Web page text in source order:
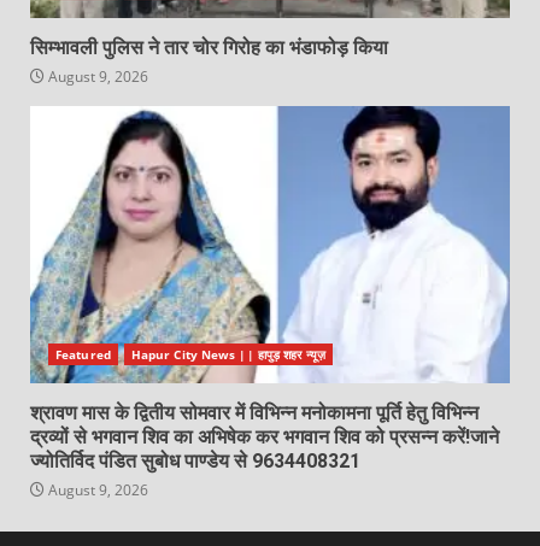
सिम्भावली पुलिस ने तार चोर गिरोह का भंडाफोड़ किया
August 9, 2026
Featured Hapur City News || हापुड़ शहर न्यूज़
श्रावण मास के द्वितीय सोमवार में विभिन्न मनोकामना पूर्ति हेतु विभिन्न
द्रव्यों से भगवान शिव का अभिषेक कर भगवान शिव को प्रसन्न करें!जाने
ज्योतिर्विद पंडित सुबोध पाण्डेय से 9634408321
August 9, 2026